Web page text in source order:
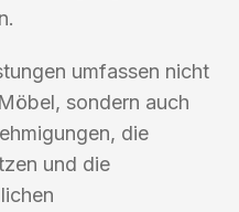
umfassen nicht
sondern auch
die
und die